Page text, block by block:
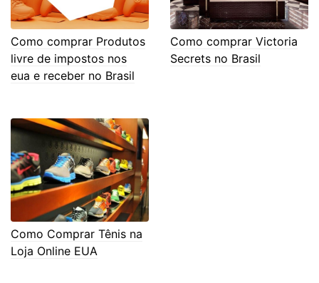
Como comprar Produtos
livre de impostos nos
eua e receber no Brasil
Como comprar Victoria
Secrets no Brasil
Como Comprar Tênis na
Loja Online EUA